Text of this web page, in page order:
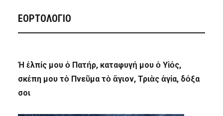
ΕΟΡΤΟΛΟΓΙΟ
Ἡ ἐλπίς μου ὁ Πατήρ, καταφυγή μου ὁ Υἱός,
σκέπη μου τὸ Πνεῦμα τὸ ἅγιον, Τριὰς ἁγία, δόξα
σοι